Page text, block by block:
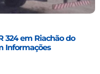
324 em Riachão do
Informações